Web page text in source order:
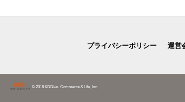
プライバシーポリシー 運営
© 2016 KDDI/au Commerce & Life, Inc.